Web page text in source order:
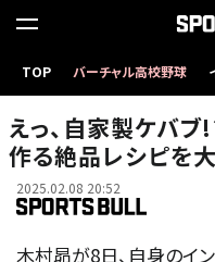
TOP バーチャル高校野球
えっ、自家製ケバ
作る絶品レシピを
2025.02.08 20:52
木村昴が8日、自身のイン